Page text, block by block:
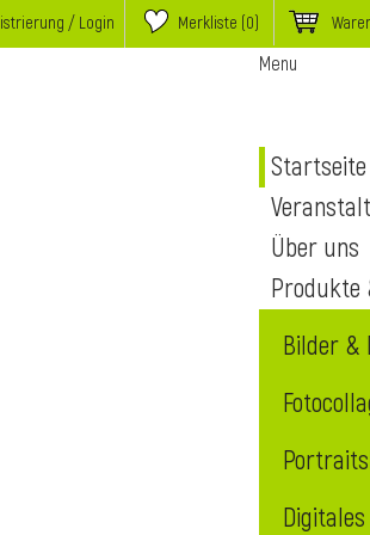
/ Login Merkliste (0)
Menu
Startseite
Über uns
Produkte
Bilder &